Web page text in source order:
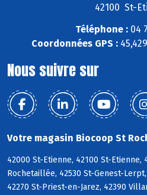
42100 St-
Téléphone :04
Coordonnées GPS :
Nous suivre sur
Votre magasin Biocoop St
42000 St-Etienne, 42100 St-Etienne,
Rochetaillée, 42530 St-Genest-
42270 St-Priest-en-Jarez, 42390